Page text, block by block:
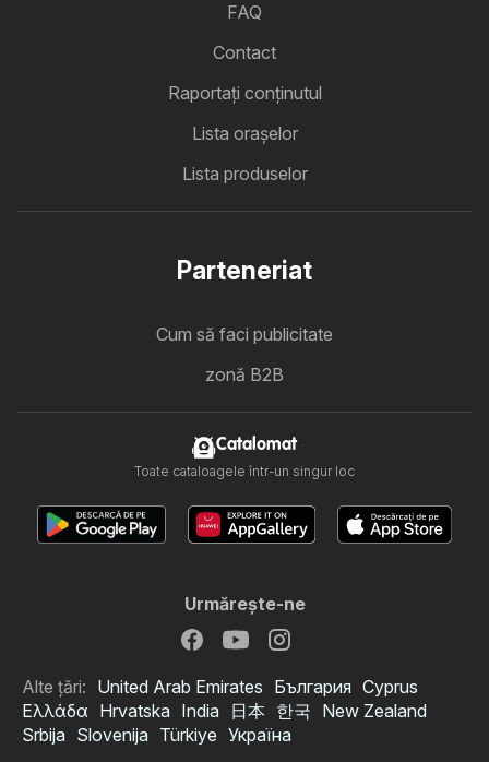
FAQ
Contact
Raportați conținutul
Lista oraşelor
Lista produselor
Parteneriat
Cum să faci publicitate
zonă B2B
Catalomat
Toate cataloagele într-un singur loc
Urmăreşte-ne
Alte țări: United Arab Emirates България Cyprus
Ελλάδα Hrvatska India 日本 한국 New Zealand
Srbija Slovenija Türkiye Україна